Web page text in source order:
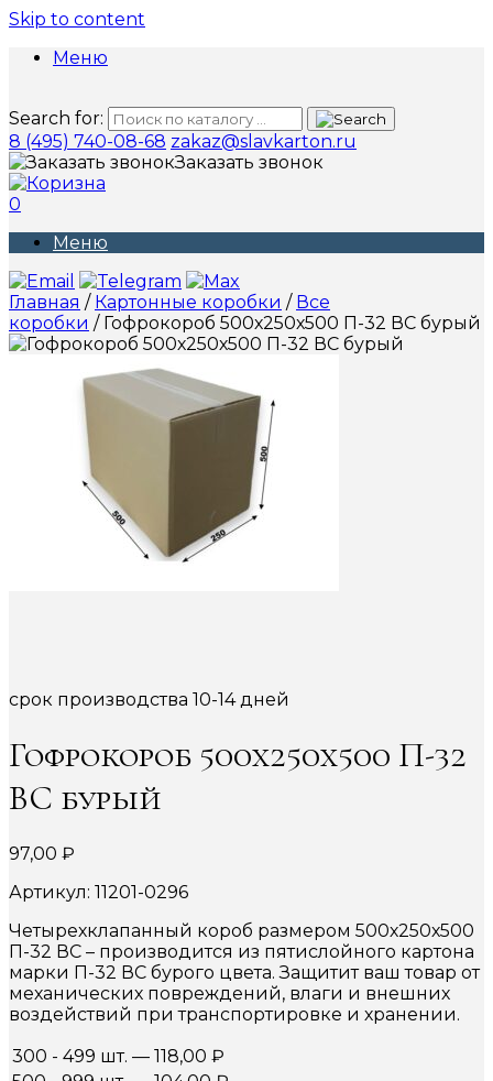
Skip to content
Меню
Search for:
8 (495) 740-08-68 zakaz@slavkarton.ru
Заказать звонок
0
Меню
Главная / Картонные коробки / Все
коробки / Гофрокороб 500х250х500 П-32 ВС бурый
срок производства 10-14 дней
Гофрокороб 500х250х500 П-32
ВС бурый
97,00 ₽
Артикул: 11201-0296
Четырехклапанный короб размером 500х250х500
П-32 ВС – производится из пятислойного картона
марки П-32 ВС бурого цвета. Защитит ваш товар от
механических повреждений, влаги и внешних
воздействий при транспортировке и хранении.
300 - 499 шт. — 118,00 ₽